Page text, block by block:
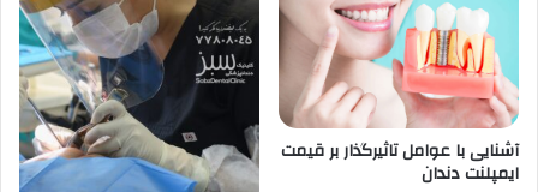
آشنایی با عوامل تاثیرگذار بر قیمت
ایمپلنت دندان